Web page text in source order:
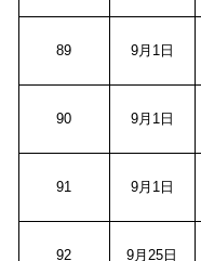
89 9月1日
90 9月1日
91 9月1日
92 9月25日